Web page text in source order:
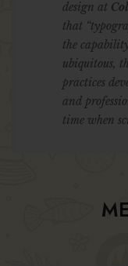
design at
that
the
ubiquitous,
practices
and
time when